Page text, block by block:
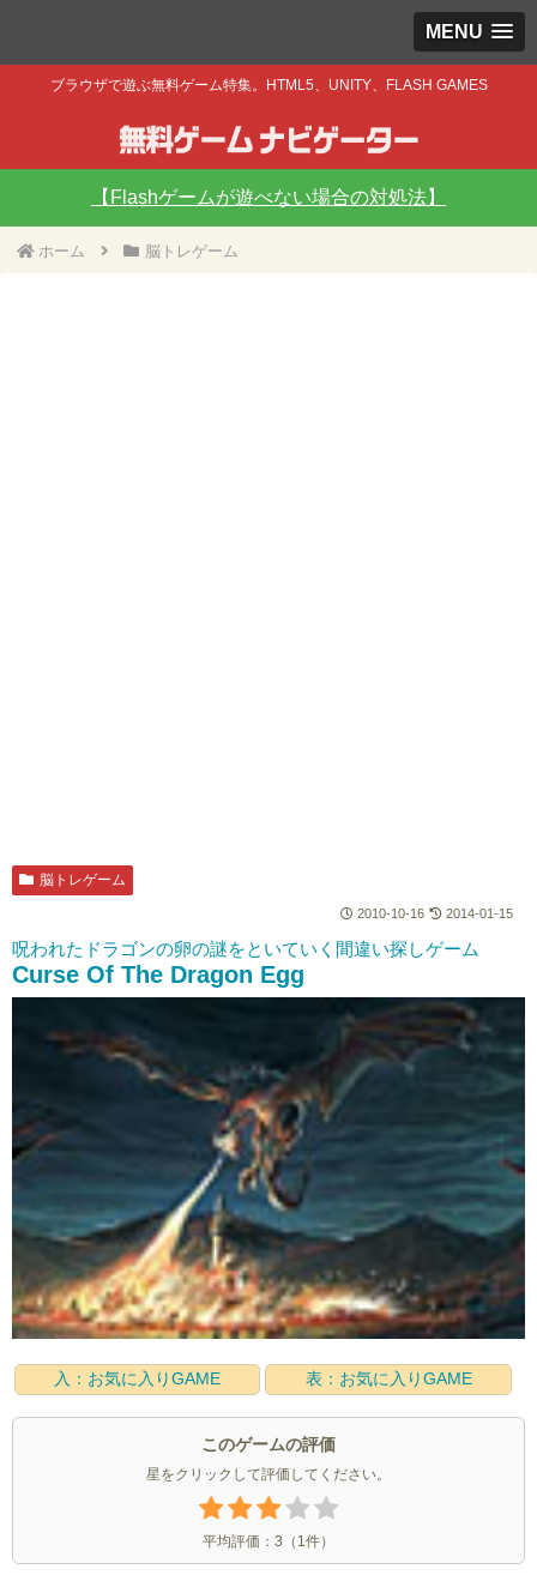
MENU
ブラウザで遊ぶ無料ゲーム特集。HTML5、UNITY、FLASH GAMES
【Flashゲームが遊べない場合の対処法】
ホーム 脳トレゲーム
脳トレゲーム
2010-10-16 2014-01-15
呪われたドラゴンの卵の謎をといていく間違い探しゲーム
Curse Of The Dragon Egg
入：お気に入りGAME 表：お気に入りGAME
このゲームの評価
星をクリックして評価してください。
平均評価： 3 （ 1件）